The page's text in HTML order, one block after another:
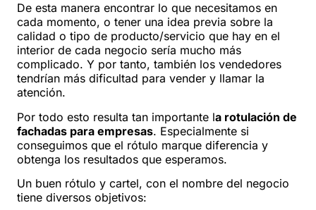
De esta manera encontrar lo que necesitamos en
cada momento, o tener una idea previa sobre la
calidad o tipo de producto/servicio que hay en el
interior de cada negocio sería mucho más
complicado. Y por tanto, también los vendedores
tendrían más dificultad para vender y llamar la
atención.
Por todo esto resulta tan importante la rotulación de
fachadas para empresas. Especialmente si
conseguimos que el rótulo marque diferencia y
obtenga los resultados que esperamos.
Un buen rótulo y cartel, con el nombre del negocio
tiene diversos objetivos: